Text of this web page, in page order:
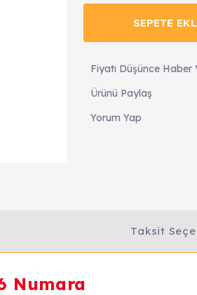
SEPETE
Fiyatı Düşünce Haber
Ürünü Paylaş
Yorum Yap
Taksit
Numara